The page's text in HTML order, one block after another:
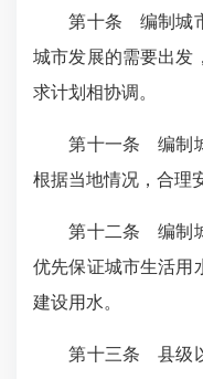
第十条 编制城市
城市发展的需要出发
求计划相协调。
第十一条 编制城
根据当地情况，合理
第十二条 编制城
优先保证城市生活用
建设用水。
第十三条 县级以